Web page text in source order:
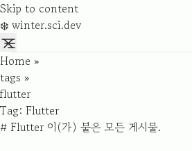
Skip to content
❄️ winter.sci.dev
Home »
tags »
flutter
Tag: Flutter
# Flutter 이(가) 붙은 모든 게시물.